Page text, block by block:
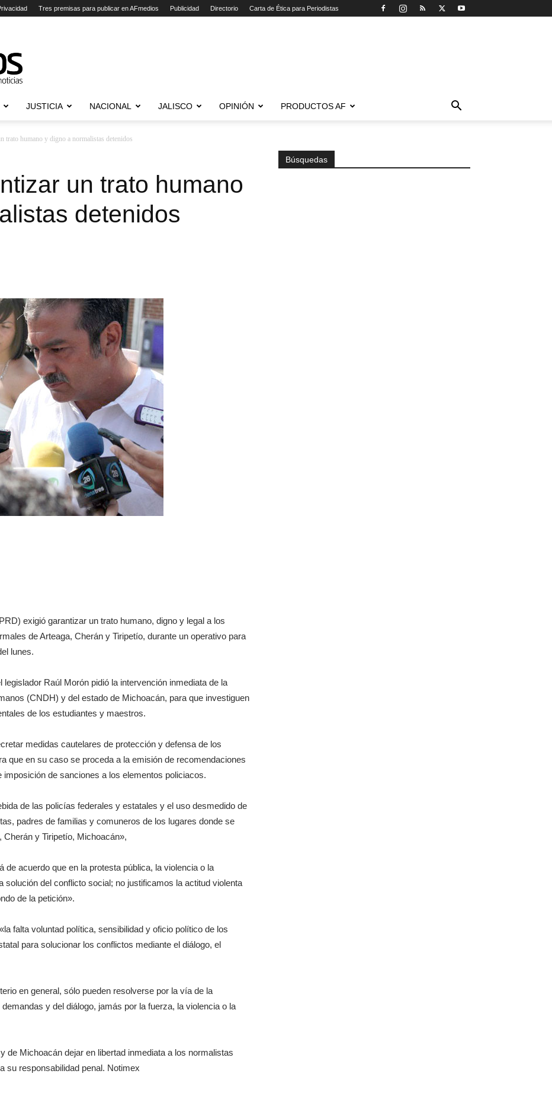
Tres premisas para publicar en AFmedios Publicidad Directorio Carta de Ética para Periodistas
JUSTICIA NACIONAL JALISCO OPINIÓN PRODUCTOS AF
trato humano y digno a normalistas detenidos
un trato humano
detenidos
exigió garantizar un trato humano, digno y legal a los
de Arteaga, Cherán y Tiripetío, durante un operativo para
lunes.
Raúl Morón pidió la intervención inmediata de la
(CNDH) y del estado de Michoacán, para que investiguen
de los estudiantes y maestros.
medidas cautelares de protección y defensa de los
que en su caso se proceda a la emisión de recomendaciones
de sanciones a los elementos policiacos.
de las policías federales y estatales y el uso desmedido de
padres de familias y comuneros de los lugares donde se
y Tiripetío, Michoacán»,
acuerdo que en la protesta pública, la violencia o la
solución del conflicto social; no justificamos la actitud violenta
de la petición».
falta voluntad política, sensibilidad y oficio político de los
para solucionar los conflictos mediante el diálogo, el
en general, sólo pueden resolverse por la vía de la
y del diálogo, jamás por la fuerza, la violencia o la
de Michoacán dejar en libertad inmediata a los normalistas
su responsabilidad penal. Notimex
Búsquedas